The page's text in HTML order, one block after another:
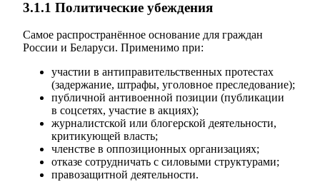
3.1.1 Политические убеждения
Самое распространённое основание для граждан
России и Беларуси. Применимо при:
участии в антиправительственных протестах
(задержание, штрафы, уголовное преследование);
публичной антивоенной позиции (публикации
в соцсетях, участие в акциях);
журналистской или блогерской деятельности,
критикующей власть;
членстве в оппозиционных организациях;
отказе сотрудничать с силовыми структурами;
правозащитной деятельности.